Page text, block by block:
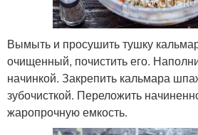
Вымыть и просушить тушку
очищенный, почистить его.
начинкой. Закрепить кальмара
зубочисткой. Переложить
жаропрочную емкость.